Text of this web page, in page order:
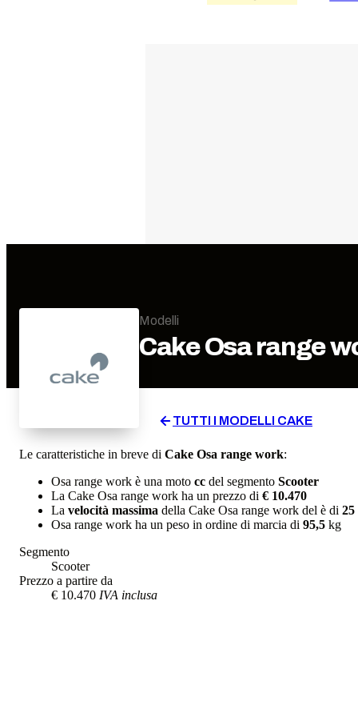
Modelli
CakeOsa range
TUTTI I MODELLI CAKE
Le caratteristiche in breve di Cake Osa range work:
Osa range work è una moto cc del segmento Scooter
La Cake Osa range work ha un prezzo di € 10.470
La velocità massima della Cake Osa range work del è di 25
Osa range work ha un peso in ordine di marcia di 95,5 kg
Segmento
Scooter
Prezzo a partire da
€ 10.470 IVA inclusa